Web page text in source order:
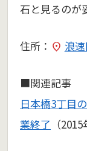
石と見るのが
住所： 浪
■関連記事
日本橋3丁目
業終了 （